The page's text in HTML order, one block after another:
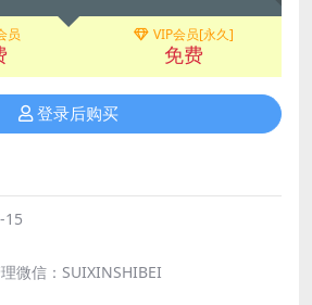
员 VIP会员[永久]
免费
登录后购买
15
微信：SUIXINSHIBEI